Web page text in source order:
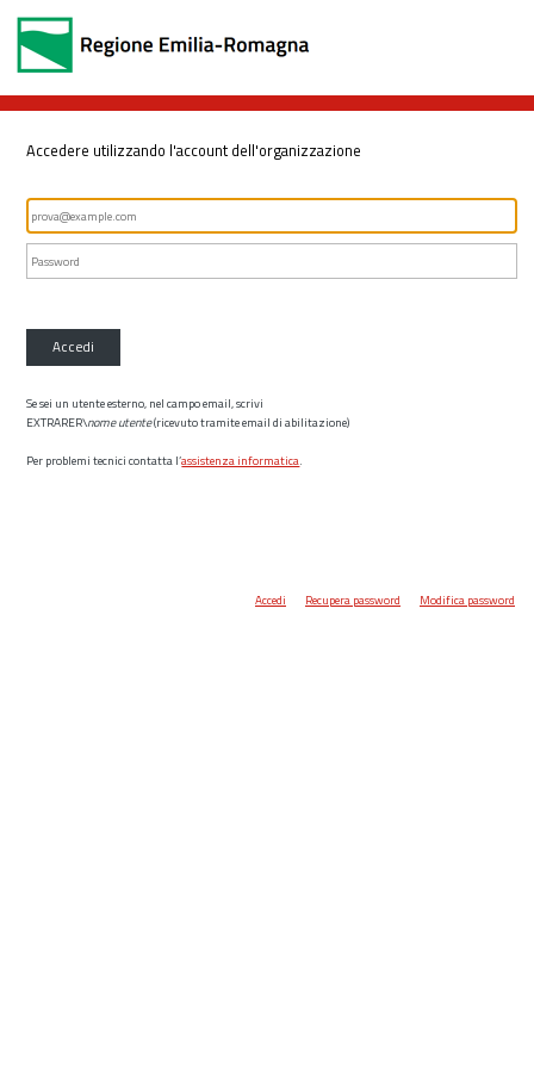
Accedere utilizzando l'account dell'organizzazione
Accedi
Se sei un utente esterno, nel campo email, scrivi
EXTRARER\nome utente(ricevuto tramite email di abilitazione)
Per problemi tecnici contatta l’assistenza informatica.
Accedi Recupera password Modifica password